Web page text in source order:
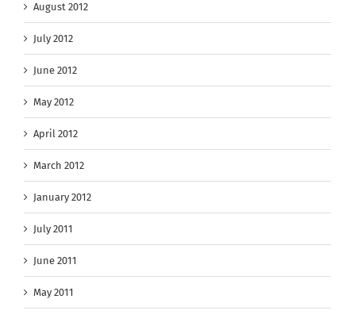
August 2012
July 2012
June 2012
May 2012
April 2012
March 2012
January 2012
July 2011
June 2011
May 2011